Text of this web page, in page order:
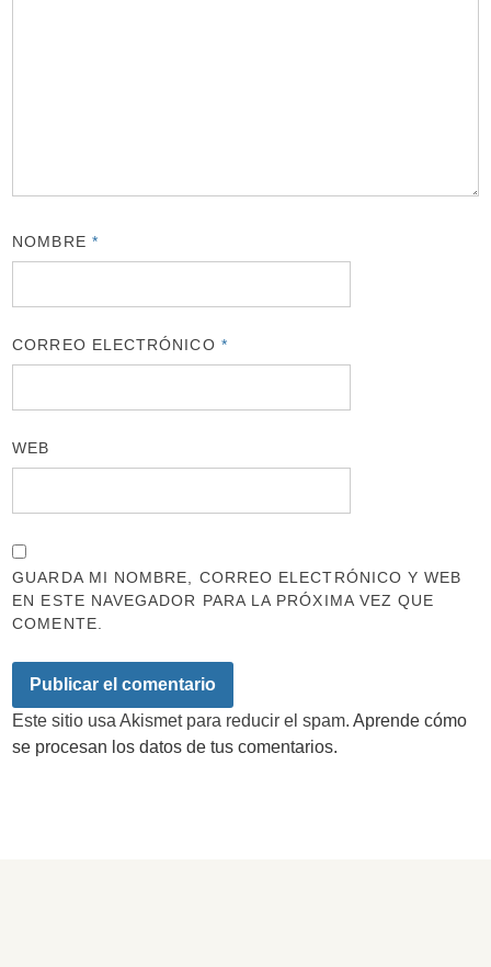
NOMBRE *
CORREO ELECTRÓNICO *
WEB
GUARDA MI NOMBRE, CORREO ELECTRÓNICO Y WEB
EN ESTE NAVEGADOR PARA LA PRÓXIMA VEZ QUE
COMENTE.
Este sitio usa Akismet para reducir el spam.Aprende cómo
se procesan los datos de tus comentarios.